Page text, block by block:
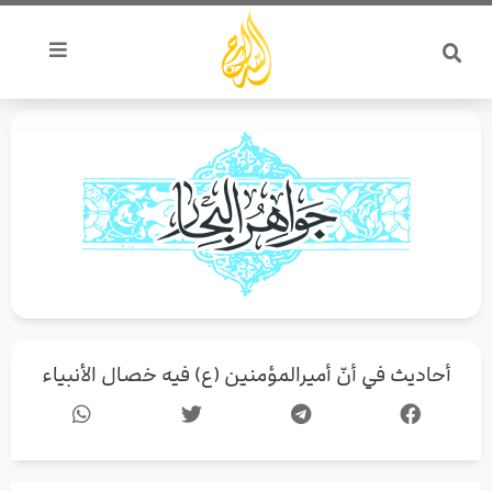
تخطي
المحتوى
أحاديث في أنّ أميرالمؤمنين (ع) فيه خصال الأنبياء